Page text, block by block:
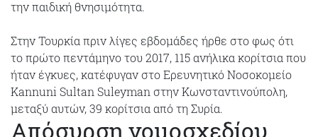
την παιδική θνησιμότητα.
Στην Τουρκία πριν λίγες εβδομάδες ήρθε στο φως ότι
το πρώτο πεντάμηνο του 2017, 115 ανήλικα κορίτσια που
ήταν έγκυες, κατέφυγαν στο Ερευνητικό Νοσοκομείο
Kannuni Sultan Suleyman στην Κωνσταντινούπολη,
μεταξύ αυτών, 39 κορίτσια από τη Συρία.
Απόσυρση νομοσχεδίου